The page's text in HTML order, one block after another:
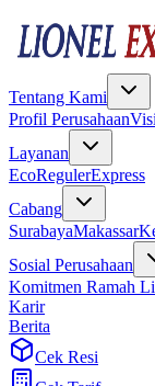
Tentang Kami
Profil Perusahaan
Layanan
EcoRegulerExpress
Cabang
SurabayaMakassar
Sosial Perusahaan
Komitmen Ramah
Karir
Berita
Cek Resi